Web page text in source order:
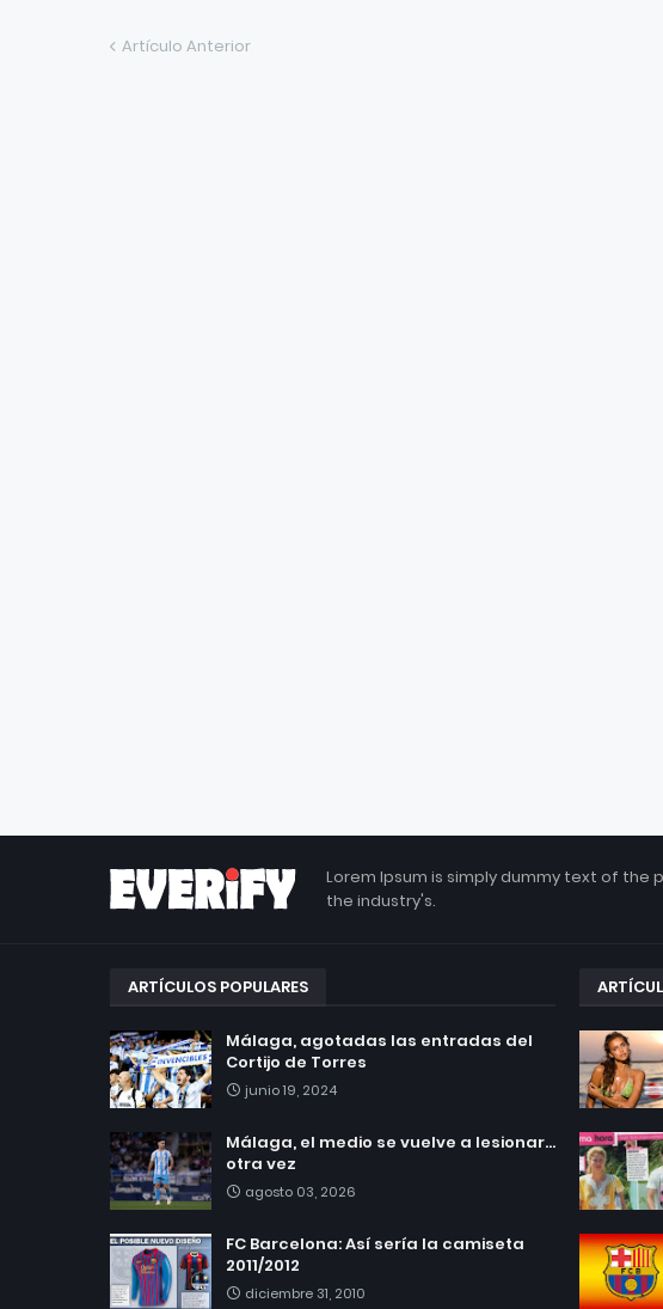
Artículo Anterior
Lorem Ipsum is simply dummy text of the
the industry's.
ARTÍCULOS POPULARES
Málaga, agotadas las entradas del
Cortijo de Torres
junio 19, 2024
Málaga, el medio se vuelve a lesionar...
otra vez
agosto 03, 2026
FC Barcelona: Así sería la camiseta
2011/2012
diciembre 31, 2010